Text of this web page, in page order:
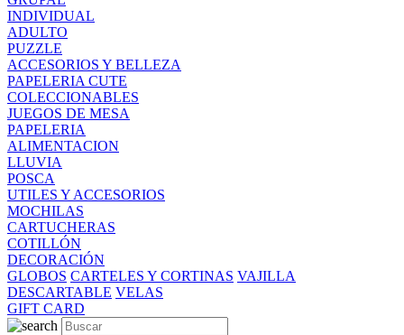
INDIVIDUAL
ADULTO
PUZZLE
ACCESORIOS Y BELLEZA
PAPELERIA CUTE
COLECCIONABLES
JUEGOS DE MESA
PAPELERIA
ALIMENTACION
LLUVIA
POSCA
UTILES Y ACCESORIOS
MOCHILAS
CARTUCHERAS
COTILLÓN
DECORACIÓN
GLOBOS CARTELES Y CORTINAS VAJILLA
DESCARTABLE VELAS
GIFT CARD